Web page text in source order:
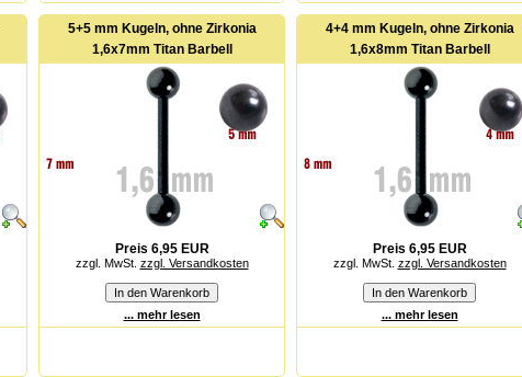
5+5 mm Kugeln, ohne Zirkonia
1,6x7mm Titan Barbell
Preis 6,95 EUR
zzgl. MwSt. zzgl. Versandkosten
... mehr lesen
4+4 mm Kugeln, ohne Zirkonia
1,6x8mm Titan Barbell
Preis 6,95 EUR
zzgl. MwSt. zzgl. Versandkosten
... mehr lesen